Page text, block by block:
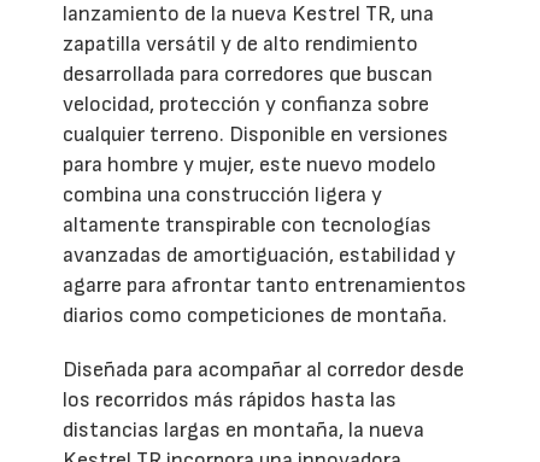
lanzamiento de la nueva Kestrel TR, una
zapatilla versátil y de alto rendimiento
desarrollada para corredores que buscan
velocidad, protección y confianza sobre
cualquier terreno. Disponible en versiones
para hombre y mujer, este nuevo modelo
combina una construcción ligera y
altamente transpirable con tecnologías
avanzadas de amortiguación, estabilidad y
agarre para afrontar tanto entrenamientos
diarios como competiciones de montaña.
Diseñada para acompañar al corredor desde
los recorridos más rápidos hasta las
distancias largas en montaña, la nueva